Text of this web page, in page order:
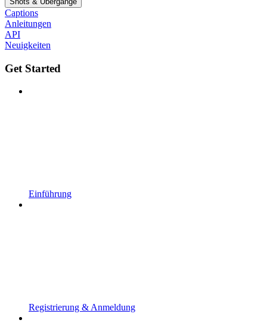
Captions
Anleitungen
API
Neuigkeiten
Get Started
Einführung
Registrierung & Anmeldung